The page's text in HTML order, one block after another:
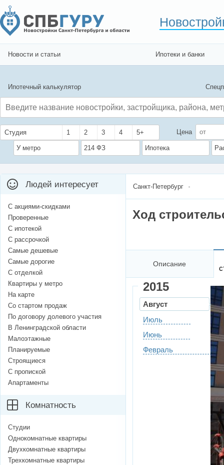
Новости и статьи Ипотеки и банки
Ипотечный калькулятор
Студия 1 2 3 4 5+ Цена
У метро 214 ФЗ Ипотека
Санкт-Петербург
Ход
Описание
2015
Август
Июль
Июнь
Февраль
Людей интересует
С акциями-скидками
Проверенные
С ипотекой
С рассрочкой
Самые дешевые
Самые дорогие
С отделкой
Квартиры у метро
На карте
Со стартом продаж
По договору долевого участия
В Ленинградской области
Малоэтажные
Планируемые
Строящиеся
С пропиской
Апартаменты
Комнатность
Студии
Однокомнатные квартиры
Двухкомнатные квартиры
Трехкомнатные квартиры